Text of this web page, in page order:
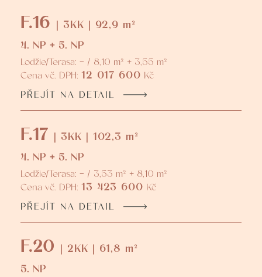
F.16 | 3KK | 92,9 m²
4. NP + 5. NP
Lodžie/Terasa: - / 8,10 m² + 3,55 m²
Cena vč. DPH: 12 017 600 Kč
PŘEJÍT NA DETAIL
F.17 | 3KK | 102,3 m²
4. NP + 5. NP
Lodžie/Terasa: - / 3,53 m² + 8,10 m²
Cena vč. DPH: 13 423 600 Kč
PŘEJÍT NA DETAIL
F.20 | 2KK | 61,8 m²
5. NP